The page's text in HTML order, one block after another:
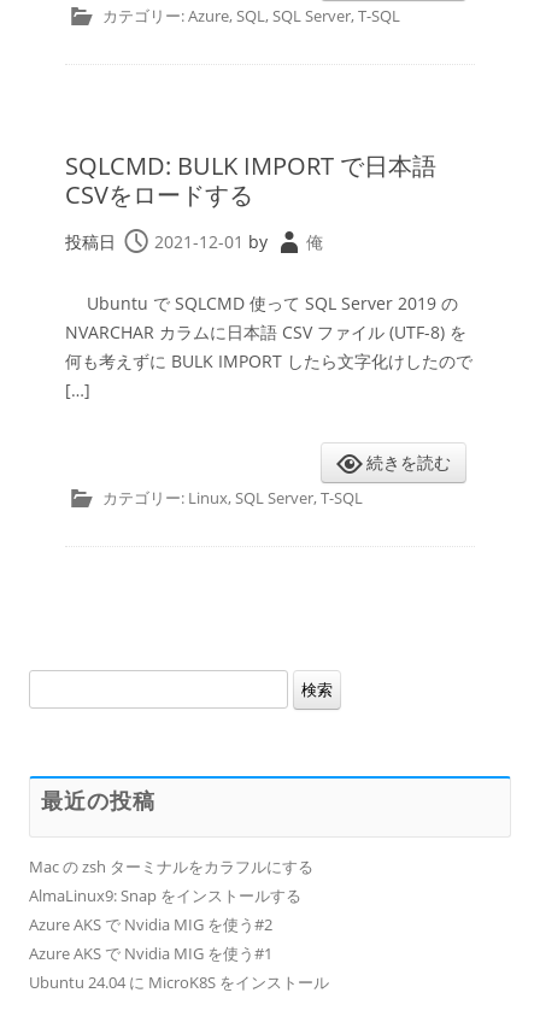
カテゴリー:Azure,SQL,SQL Server,T-SQL
SQLCMD: BULK IMPORT で日本語
CSVをロードする
投稿日 2021-12-01 by 俺
Ubuntu で SQLCMD 使って SQL Server 2019 の
NVARCHAR カラムに日本語 CSV ファイル (UTF-8) を
何も考えずに BULK IMPORT したら文字化けしたので
[…]
続きを読む
カテゴリー: Linux,SQL Server,T-SQL
索:
最近の投稿
Mac の zsh ターミナルをカラフルにする
AlmaLinux9: Snap をインストールする
Azure AKS で Nvidia MIG を使う#2
Azure AKS で Nvidia MIG を使う#1
Ubuntu 24.04 に MicroK8S をインストール